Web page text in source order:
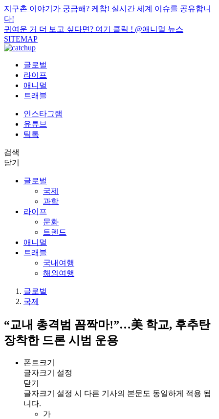
지구촌 이야기가 궁금해? 케찹! 실시간 세계 이슈를 공유합니
다!
귀여운 거 더 보고 싶다면? 여기 클릭 ! @애니멀 뉴스
SITEMAP
글로벌
라이프
애니멀
트래블
인스타그램
유튜브
틱톡
검색
닫기
글로벌
국제
과학
라이프
문화
트렌드
애니멀
트래블
국내여행
해외여행
글로벌
국제
“교내 총격범 꼼짝마!”…美 학교, 후추탄
장착한 드론 시범 운용
폰트크기
글자크기 설정
닫기
글자크기 설정 시 다른 기사의 본문도 동일하게 적용 됩
니다.
가